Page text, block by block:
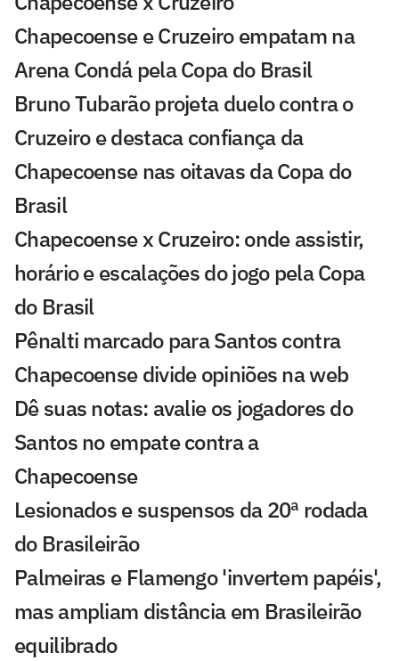
Chapecoense e Cruzeiro empatam na
Arena Condá pela Copa do Brasil
Bruno Tubarão projeta duelo contra o
Cruzeiro e destaca confiança da
Chapecoense nas oitavas da Copa do
Brasil
Chapecoense x Cruzeiro: onde assistir,
horário e escalações do jogo pela Copa
do Brasil
Pênalti marcado para Santos contra
Chapecoense divide opiniões na web
Dê suas notas: avalie os jogadores do
Santos no empate contra a
Chapecoense
Lesionados e suspensos da 20ª rodada
do Brasileirão
Palmeiras e Flamengo 'invertem papéis',
mas ampliam distância em Brasileirão
equilibrado